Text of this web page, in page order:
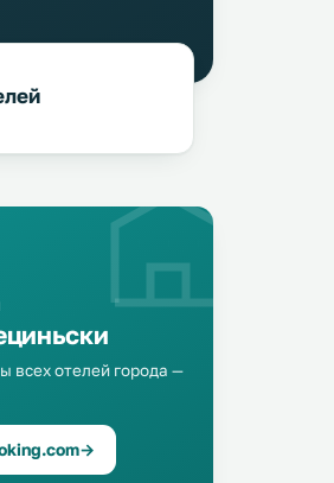
в
всех отелей города —
→